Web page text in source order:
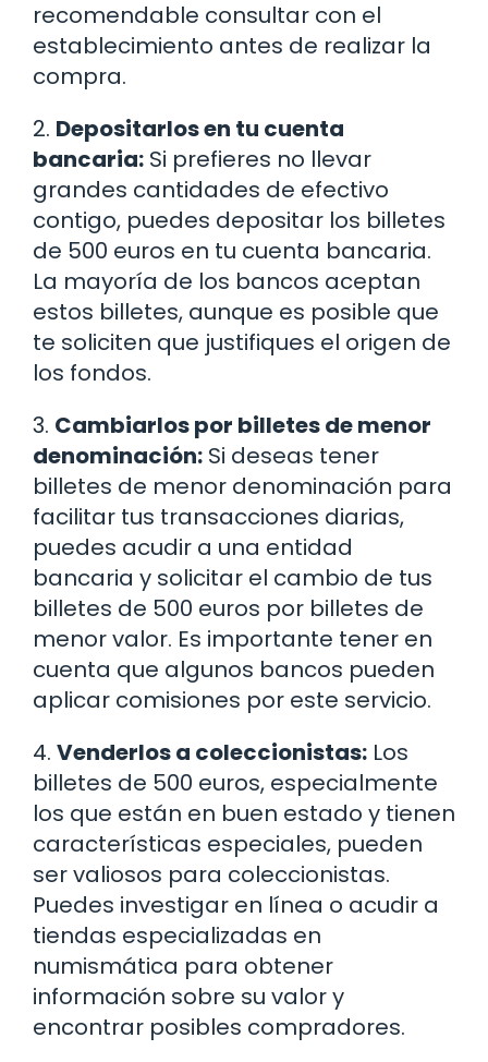
recomendable consultar con el
establecimiento antes de realizar la
compra.
2. Depositarlos en tu cuenta
bancaria: Si prefieres no llevar
grandes cantidades de efectivo
contigo, puedes depositar los billetes
de 500 euros en tu cuenta bancaria.
La mayoría de los bancos aceptan
estos billetes, aunque es posible que
te soliciten que justifiques el origen de
los fondos.
3. Cambiarlos por billetes de menor
denominación: Si deseas tener
billetes de menor denominación para
facilitar tus transacciones diarias,
puedes acudir a una entidad
bancaria y solicitar el cambio de tus
billetes de 500 euros por billetes de
menor valor. Es importante tener en
cuenta que algunos bancos pueden
aplicar comisiones por este servicio.
4. Venderlos a coleccionistas: Los
billetes de 500 euros, especialmente
los que están en buen estado y tienen
características especiales, pueden
ser valiosos para coleccionistas.
Puedes investigar en línea o acudir a
tiendas especializadas en
numismática para obtener
información sobre su valor y
encontrar posibles compradores.